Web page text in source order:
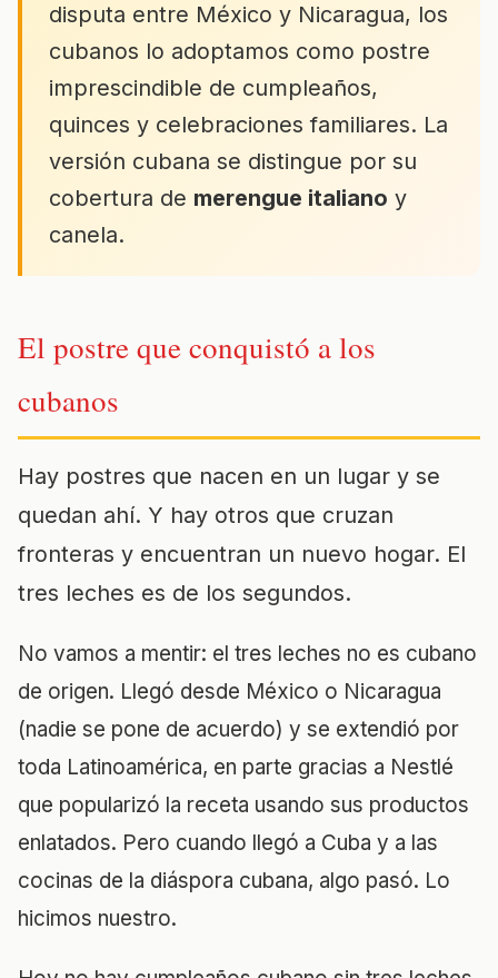
disputa entre México y Nicaragua, los
cubanos lo adoptamos como postre
imprescindible de cumpleaños,
quinces y celebraciones familiares. La
versión cubana se distingue por su
cobertura de merengue italiano y
canela.
El postre que conquistó a los
cubanos
Hay postres que nacen en un lugar y se
quedan ahí. Y hay otros que cruzan
fronteras y encuentran un nuevo hogar. El
tres leches es de los segundos.
No vamos a mentir: el tres leches no es cubano
de origen. Llegó desde México o Nicaragua
(nadie se pone de acuerdo) y se extendió por
toda Latinoamérica, en parte gracias a Nestlé
que popularizó la receta usando sus productos
enlatados. Pero cuando llegó a Cuba y a las
cocinas de la diáspora cubana, algo pasó. Lo
hicimos nuestro.